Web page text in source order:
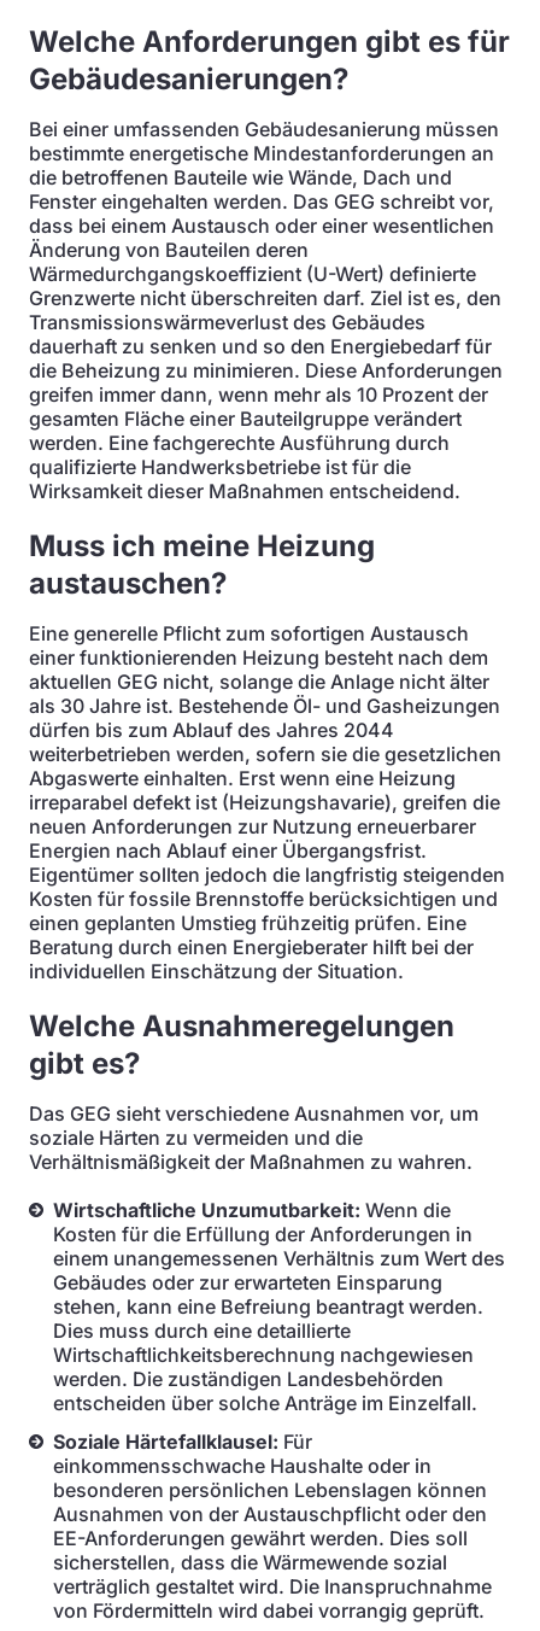
Welche Anforderungen gibt es für
Gebäudesanierungen?
Bei einer umfassenden Gebäudesanierung müssen
bestimmte energetische Mindestanforderungen an
die betroffenen Bauteile wie Wände, Dach und
Fenster eingehalten werden. Das GEG schreibt vor,
dass bei einem Austausch oder einer wesentlichen
Änderung von Bauteilen deren
Wärmedurchgangskoeffizient (U-Wert) definierte
Grenzwerte nicht überschreiten darf. Ziel ist es, den
Transmissionswärmeverlust des Gebäudes
dauerhaft zu senken und so den Energiebedarf für
die Beheizung zu minimieren. Diese Anforderungen
greifen immer dann, wenn mehr als 10 Prozent der
gesamten Fläche einer Bauteilgruppe verändert
werden. Eine fachgerechte Ausführung durch
qualifizierte Handwerksbetriebe ist für die
Wirksamkeit dieser Maßnahmen entscheidend.
Muss ich meine Heizung
austauschen?
Eine generelle Pflicht zum sofortigen Austausch
einer funktionierenden Heizung besteht nach dem
aktuellen GEG nicht, solange die Anlage nicht älter
als 30 Jahre ist. Bestehende Öl- und Gasheizungen
dürfen bis zum Ablauf des Jahres 2044
weiterbetrieben werden, sofern sie die gesetzlichen
Abgaswerte einhalten. Erst wenn eine Heizung
irreparabel defekt ist (Heizungshavarie), greifen die
neuen Anforderungen zur Nutzung erneuerbarer
Energien nach Ablauf einer Übergangsfrist.
Eigentümer sollten jedoch die langfristig steigenden
Kosten für fossile Brennstoffe berücksichtigen und
einen geplanten Umstieg frühzeitig prüfen. Eine
Beratung durch einen Energieberater hilft bei der
individuellen Einschätzung der Situation.
Welche Ausnahmeregelungen
gibt es?
Das GEG sieht verschiedene Ausnahmen vor, um
soziale Härten zu vermeiden und die
Verhältnismäßigkeit der Maßnahmen zu wahren.
Wirtschaftliche Unzumutbarkeit: Wenn die
Kosten für die Erfüllung der Anforderungen in
einem unangemessenen Verhältnis zum Wert des
Gebäudes oder zur erwarteten Einsparung
stehen, kann eine Befreiung beantragt werden.
Dies muss durch eine detaillierte
Wirtschaftlichkeitsberechnung nachgewiesen
werden. Die zuständigen Landesbehörden
entscheiden über solche Anträge im Einzelfall.
Soziale Härtefallklausel: Für
einkommensschwache Haushalte oder in
besonderen persönlichen Lebenslagen können
Ausnahmen von der Austauschpflicht oder den
EE-Anforderungen gewährt werden. Dies soll
sicherstellen, dass die Wärmewende sozial
verträglich gestaltet wird. Die Inanspruchnahme
von Fördermitteln wird dabei vorrangig geprüft.